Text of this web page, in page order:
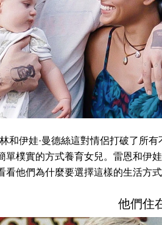
和伊娃·曼德絲這對情侶打破了所
單樸實的方式養育女兒。雷恩和伊
看他們為什麼要選擇這樣的生活方
他們住